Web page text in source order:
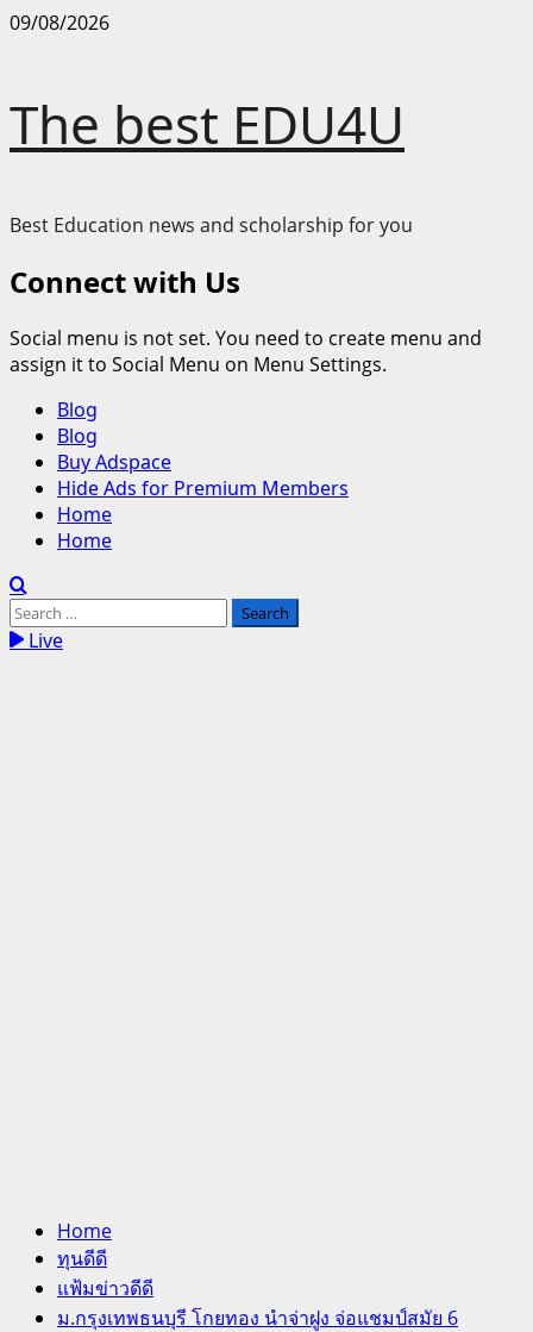
Skip
09/08/2026
The best EDU4U
Best Education news and scholarship for you
Connect with Us
Social menu is not set. You need to create menu and
assign it to Social Menu on Menu Settings.
Primary
Menu
Blog
Blog
Buy Adspace
Hide Ads for Premium Members
Home
Home
Search
for:Live
Home
ทุนดีดี
แฟ้มข่าวดีดี
ม.กรุงเทพธนบุรี โกยทอง นำจ่าฝูง จ่อแชมป์สมัย 6